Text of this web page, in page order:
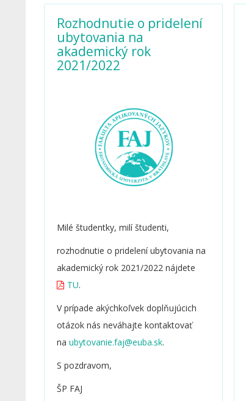
Rozhodnutie o pridelení
ubytovania na
akademický rok
2021/2022
Milé študentky, milí študenti,
rozhodnutie o pridelení ubytovania na
akademický rok 2021/2022 nájdete
TU.
V prípade akýchkoľvek doplňujúcich
otázok nás neváhajte kontaktovať
na
.
S pozdravom,
ŠP FAJ